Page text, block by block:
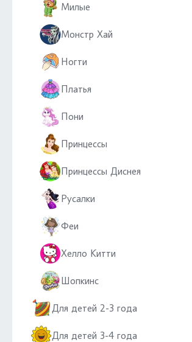
Милые
Монстр Хай
Ногти
Платья
Пони
Принцессы
Принцессы Диснея
Русалки
Феи
Хелло Китти
Шопкинс
Для детей 2-3 года
Для детей 3-4 года